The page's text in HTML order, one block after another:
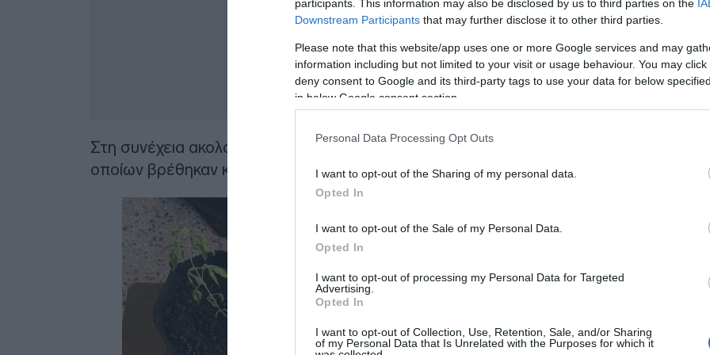
participants. This information may also be disclosed by us to third parties on the
Downstream Participants that may further disclose it to other third parties.
Please note that this website/app uses one or more Google services and may
information including but not limited to your visit or usage behaviour. You may
deny consent to Google and its third-party tags to use your data for below
in below Google consent section.
Personal Data Processing Opt Outs
I want to opt-out of the Sharing of my personal data.
Opted In
I want to opt-out of the Sale of my Personal Data.
Opted In
I want to opt-out of processing my Personal Data for Targeted
Advertising.
Opted In
I want to opt-out of Collection, Use, Retention, Sale, and/or Sharing
of my Personal Data that Is Unrelated with the Purposes for which it
Στη συνέχεια ακολούθησαν έρευνες στις οικίες τους κατά τη διάρκεια των
οποίων βρέθηκαν και κατασχέθηκαν συνολικά: